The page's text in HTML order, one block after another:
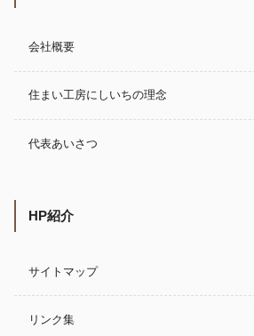
会社概要
住まい工房にしいちの理念
代表あいさつ
HP紹介
サイトマップ
リンク集